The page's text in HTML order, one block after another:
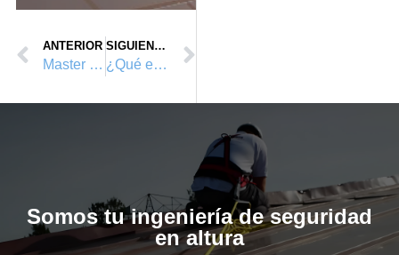
ANTERIOR
Master Universitario en P.R.L 2023
SIGUIENTE
¿Qué es un sistema anticaídas?
Somos tu ingeniería de seguridad
en altura